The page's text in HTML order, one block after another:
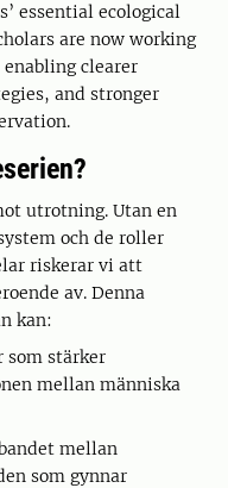
essential ecological
are now working
clearer
and stronger
utrotning. Utan en
och de roller
riskerar vi att
av. Denna
kan:
som stärker
mellan människa
mellan
som gynnar